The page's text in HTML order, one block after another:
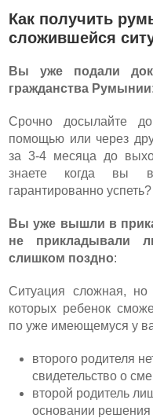
Как получить
сложившейся
Вы уже подали
гражданства Румынии:
Срочно досылайте
помощью или через
за 3-4 месяца до
знаете когда вы
гарантированно успеть?
Вы уже вышли в
не прикладывали
слишком поздно:
Ситуация сложная,
которых ребенок
по уже имеющемуся у
второго родителя
свидетельство о
второй родитель
основании